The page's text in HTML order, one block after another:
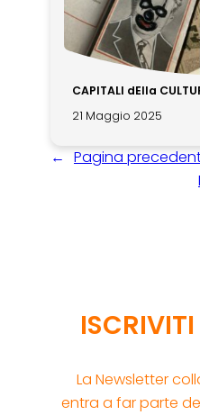
CAPITALI dElla
21 Maggio 2025
← Pagina
La Newsletter
entra a far parte